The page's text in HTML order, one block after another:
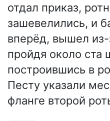
отдал приказ,
зашевелились, и
вперёд, вышел из-
пройдя около ста
построившись в
Песту указали
фланге второй